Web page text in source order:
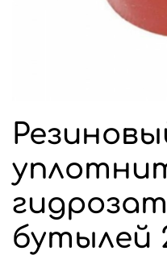
бутылей